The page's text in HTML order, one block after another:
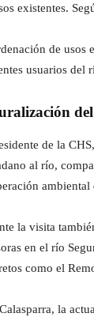
existentes.
de usos
usuarios del
de la
al río,
ambiental
la visita
en el río
como el
la